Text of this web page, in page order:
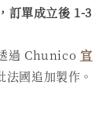
訂單成立後 1-3
過 Chunico 官
國追加製作。